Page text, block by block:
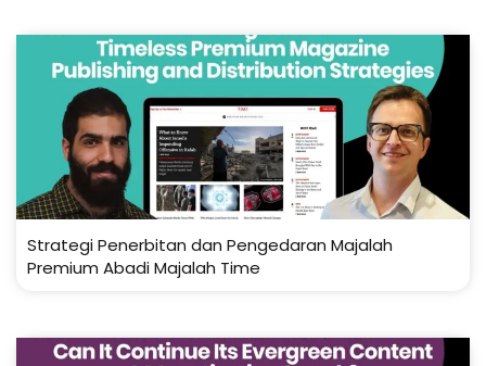
Strategi Penerbitan dan Pengedaran Majalah
Premium Abadi Majalah Time